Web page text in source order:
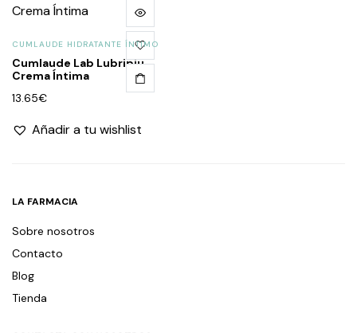
CUMLAUDE HIDRATANTE ÍNTIMO
Cumlaude Lab Lubripiu
Crema Íntima
13.65€
Añadir a tu wishlist
LA FARMACIA
Sobre nosotros
Contacto
Blog
Tienda